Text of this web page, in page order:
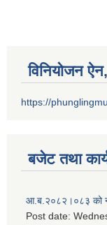
विनियोजन
https://
बजेट तथा
आ.ब.२०८२।०८३ को
Post date: